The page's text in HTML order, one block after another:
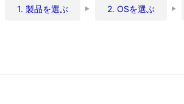
1. 製品を選ぶ 2. OSを選ぶ